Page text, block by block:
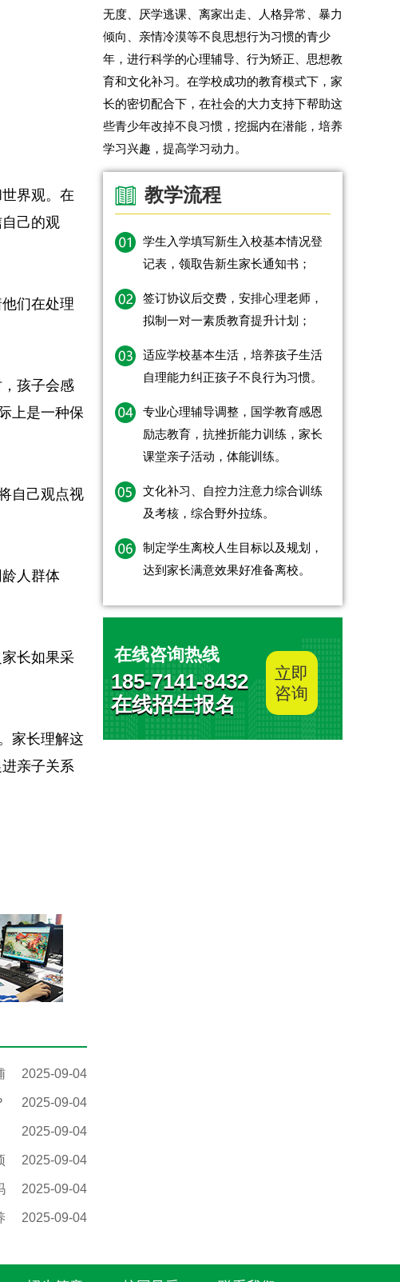
界观。在
己的观
们在处理
孩子会感
上是一种保
自己观点视
人群体
长如果采
家长理解这
亲子关系
2025-09-04
2025-09-04
2025-09-04
2025-09-04
2025-09-04
2025-09-04
无度、厌学逃课、离家出走、人格异常、暴力
倾向、亲情冷漠等不良思想行为习惯的青少
年，进行科学的心理辅导、行为矫正、思想教
育和文化补习。在学校成功的教育模式下，家
长的密切配合下，在社会的大力支持下帮助这
些青少年改掉不良习惯，挖掘内在潜能，培养
学习兴趣，提高学习动力。
教学流程
学生入学填写新生入校基本情况登
记表，领取告新生家长通知书；
签订协议后交费，安排心理老师，
拟制一对一素质教育提升计划；
适应学校基本生活，培养孩子生活
自理能力纠正孩子不良行为习惯。
专业心理辅导调整，国学教育感恩
励志教育，抗挫折能力训练，家长
课堂亲子活动，体能训练。
文化补习、自控力注意力综合训练
及考核，综合野外拉练。
制定学生离校人生目标以及规划，
达到家长满意效果好准备离校。
在线咨询热线
185-7141-8432
在线招生报名
立即
咨询